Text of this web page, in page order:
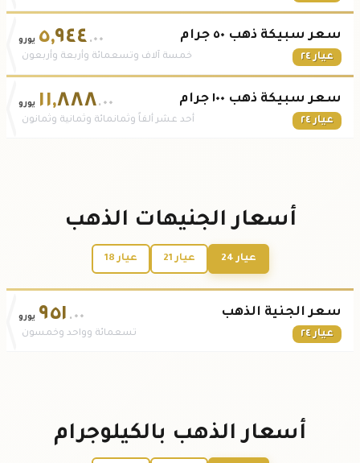
سعر سبيكة ذهب ٥٠ جرام
عيار ٢٤
٥,٩٤٤ .٠٠ يورو
خمسة آلاف وتسعمائة وأربعة وأربعون
سعر سبيكة ذهب ١٠٠ جرام
عيار ٢٤
١١,٨٨٨.٠٠ يورو
أحد عشر ألفاً وثمانمائة وثمانية وثمانون
أسعار الجنيهات الذهب
عيار 24 عيار 21 عيار 18
سعر الجنية الذهب
عيار ٢٤
٩٥١ .٠٠ يورو
تسعمائة وواحد وخمسون
أسعار الذهب بالكيلوجرام